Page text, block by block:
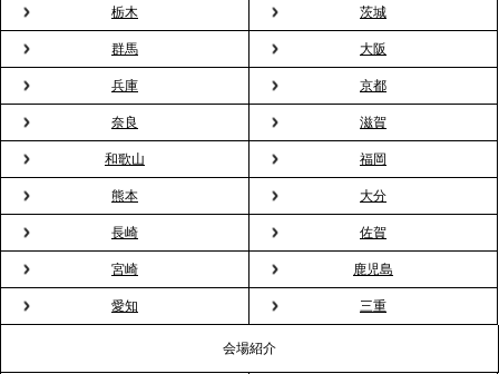
プレスリリースのご案内｜入社式の“そのまま懇親
会”が企業で広がる。 新入社員の交流を支える『オフ
ィスケータリング』という新しい活用法
2026.3.20
NHK「ニュースウオッチ9」で、2ndTable「室内花
2026.3.16
プレスリリースのご案内｜2026年、春の親睦は「花
粉レス」な室内花見。福利厚生としても注目され
る、快適で新しいお花見体験
栃木 茨城
群馬 大阪
兵庫 京都
奈良 滋賀
和歌山 福岡
熊本 大分
長崎 佐賀
宮崎 鹿児島
愛知 三重
会場紹介